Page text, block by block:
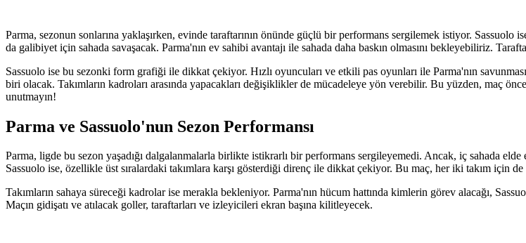
Parma, sezonun sonlarına yaklaşırken, evinde taraftarının önünde güçlü bir performans sergilemek istiyor.
da galibiyet için sahada savaşacak. Parma'nın ev sahibi avantajı ile sahada daha baskın olmasını bekleyebiliriz.
Sassuolo ise bu sezonki form grafiği ile dikkat çekiyor. Hızlı oyuncuları ve etkili pas oyunları ile Parma'nın
biri olacak. Takımların kadroları arasında yapacakları değişiklikler de mücadeleye yön verebilir. Bu yüzden, maç
unutmayın!
Parma ve Sassuolo'nun Sezon Performansı
Parma, ligde bu sezon yaşadığı dalgalanmalarla birlikte istikrarlı bir performans sergileyemedi. Ancak, iç sahada
Sassuolo ise, özellikle üst sıralardaki takımlara karşı gösterdiği direnç ile dikkat çekiyor. Bu maç, her iki takım için
Takımların sahaya süreceği kadrolar ise merakla bekleniyor. Parma'nın hücum hattında kimlerin görev alacağı,
Maçın gidişatı ve atılacak goller, taraftarları ve izleyicileri ekran başına kilitleyecek.